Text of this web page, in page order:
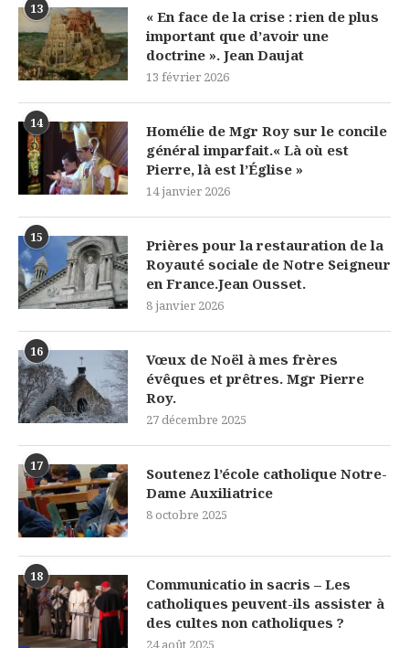
13
« En face de la crise : rien de plus
important que d’avoir une
doctrine ». Jean Daujat
13 février 2026
14
Homélie de Mgr Roy sur le concile
général imparfait.« Là où est
Pierre, là est l’Église »
14 janvier 2026
15
Prières pour la restauration de la
Royauté sociale de Notre Seigneur
en France.Jean Ousset.
8 janvier 2026
16
Vœux de Noël à mes frères
évêques et prêtres. Mgr Pierre
Roy.
27 décembre 2025
17
Soutenez l’école catholique Notre-
Dame Auxiliatrice
8 octobre 2025
18
Communicatio in sacris – Les
catholiques peuvent-ils assister à
des cultes non catholiques ?
24 août 2025